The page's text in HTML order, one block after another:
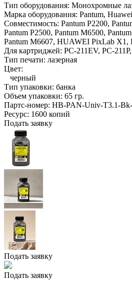
Тип оборудования: Монохромные
Марка оборудования: Pantum, Huawei
Совместимость: Pantum P2200,
Pantum P2500, Pantum M6500,
Pantum M6607, HUAWEI PixLab X1,
Для картриджей: PC-211EV, PC-
Тип печати: лазерная
Цвет:
черный
Тип упаковки: банка
Объем упаковки: 65 гр.
Партс-номер: HB-PAN-Univ-T3.1-
Ресурс: 1600 копий
Подать заявку
Подать заявку
Подать заявку